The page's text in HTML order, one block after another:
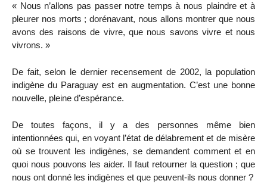
« Nous n’allons pas passer notre temps à nous plaindre et à
pleurer nos morts ; dorénavant, nous allons montrer que nous
avons des raisons de vivre, que nous savons vivre et nous
vivrons. »
De fait, selon le dernier recensement de 2002, la population
indigène du Paraguay est en augmentation. C’est une bonne
nouvelle, pleine d’espérance.
De toutes façons, il y a des personnes même bien
intentionnées qui, en voyant l’état de délabrement et de misère
où se trouvent les indigènes, se demandent comment et en
quoi nous pouvons les aider. Il faut retourner la question ; que
nous ont donné les indigènes et que peuvent-ils nous donner ?